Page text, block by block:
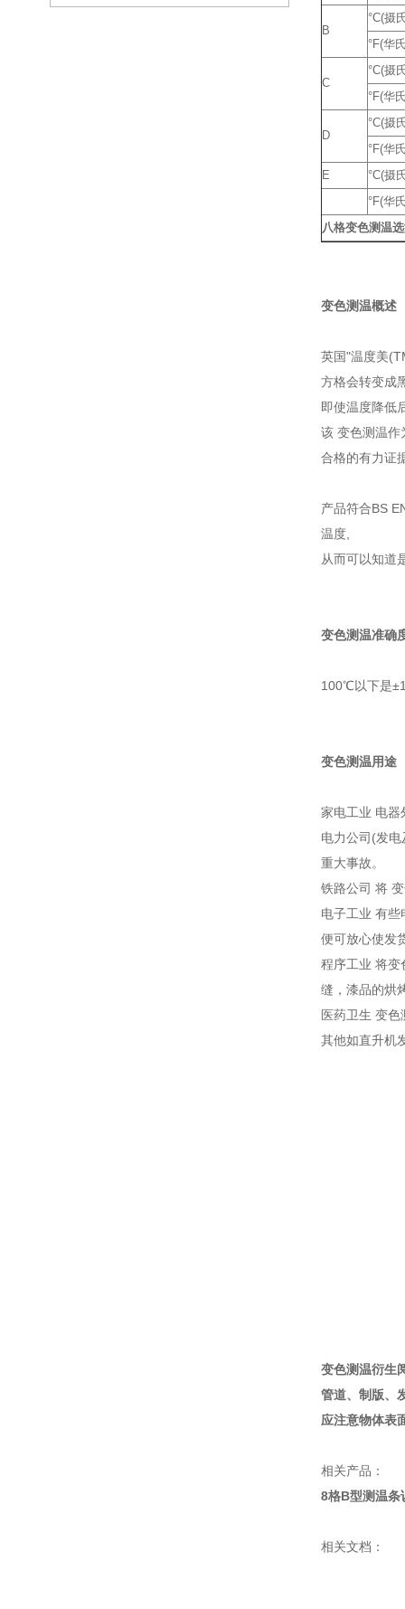
B
°C(摄
°F(华
C
°C(摄
°F(华
D
°C(摄
°F(华
E
°C(摄
°F(华
八格变色测温
变色测温概述
英国"温度美
方格会转变成
即使温度降低
该 变色测温作
合格的有力证
产品符合BS
温度,
从而可以知道
变色测温准确
100℃以下是
变色测温用途
家电工业 电器
电力公司(发
重大事故。
铁路公司 将
电子工业 有
便可放心使发
程序工业 将变
缝，漆品的烘
医药卫生 变
其他如直升机
变色测温衍生
管道、制版、
应注意物体表
相关产品：
8格B型测温条
相关文档：